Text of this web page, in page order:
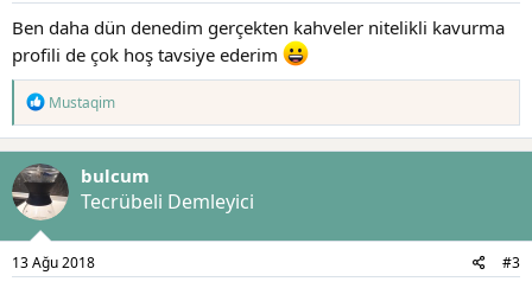
Ben daha dün denedim gerçekten kahveler nitelikli kavurma
profili de çok hoş tavsiye ederim
T
p
k
i
l
e
r
:
Mustaqim
bulcum
Tecrübeli Demleyici
13 Ağu 2018 #3